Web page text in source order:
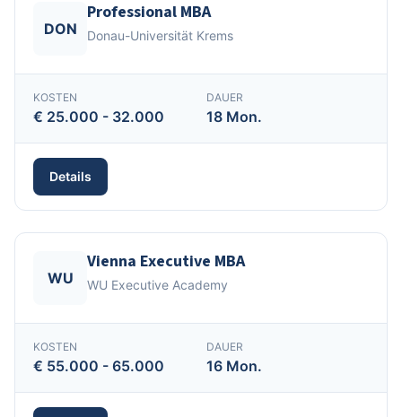
DON
Professional MBA
Donau-Universität Krems
KOSTEN
€ 25.000 - 32.000
DAUER
18 Mon.
Details
WU
Vienna Executive MBA
WU Executive Academy
KOSTEN
€ 55.000 - 65.000
DAUER
16 Mon.